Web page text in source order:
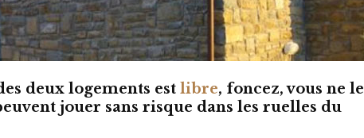
deux logements est libre, foncez, vous ne le
jouer sans risque dans les ruelles du